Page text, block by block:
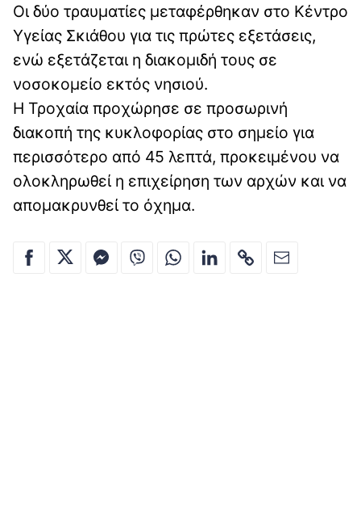
Οι δύο τραυματίες μεταφέρθηκαν στο Κέντρο
Υγείας Σκιάθου για τις πρώτες εξετάσεις,
ενώ εξετάζεται η διακομιδή τους σε
νοσοκομείο εκτός νησιού.
Η Τροχαία προχώρησε σε προσωρινή
διακοπή της κυκλοφορίας στο σημείο για
περισσότερο από 45 λεπτά, προκειμένου να
ολοκληρωθεί η επιχείρηση των αρχών και να
απομακρυνθεί το όχημα.